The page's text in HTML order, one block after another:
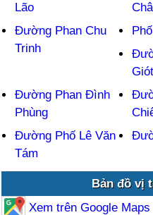
Lão
Đường Phan Chu
Trinh
Giót
Đường Phan Đình
Phùng
Đường Phố Lê Văn
Tám
Bản đồ vị
Xem trên Google Maps